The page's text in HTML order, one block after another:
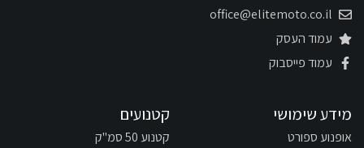
office@elitemoto.co.il
עמוד העסק
עמוד פייסבוק
מידע שימושי
אופנוע ספורט
קטנועים
קטנוע 50 סמ"ק